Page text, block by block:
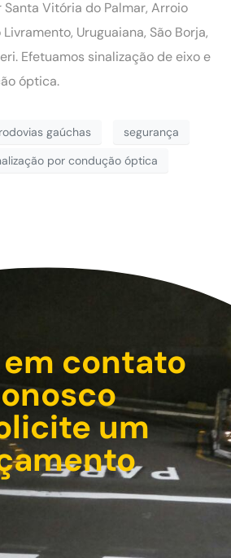
Vitória do Palmar, Arroio
Uruguaiana, São Borja,
Efetuamos sinalização de eixo e
óptica.
rodovias gaúchas
segurança
por condução óptica
contato
um